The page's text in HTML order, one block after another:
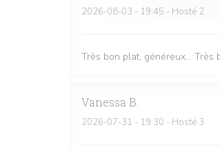
2026-08-03 - 19:45 - Hosté 2
Très bon plat, généreux... Très
Vanessa B
2026-07-31 - 19:30 - Hosté 3